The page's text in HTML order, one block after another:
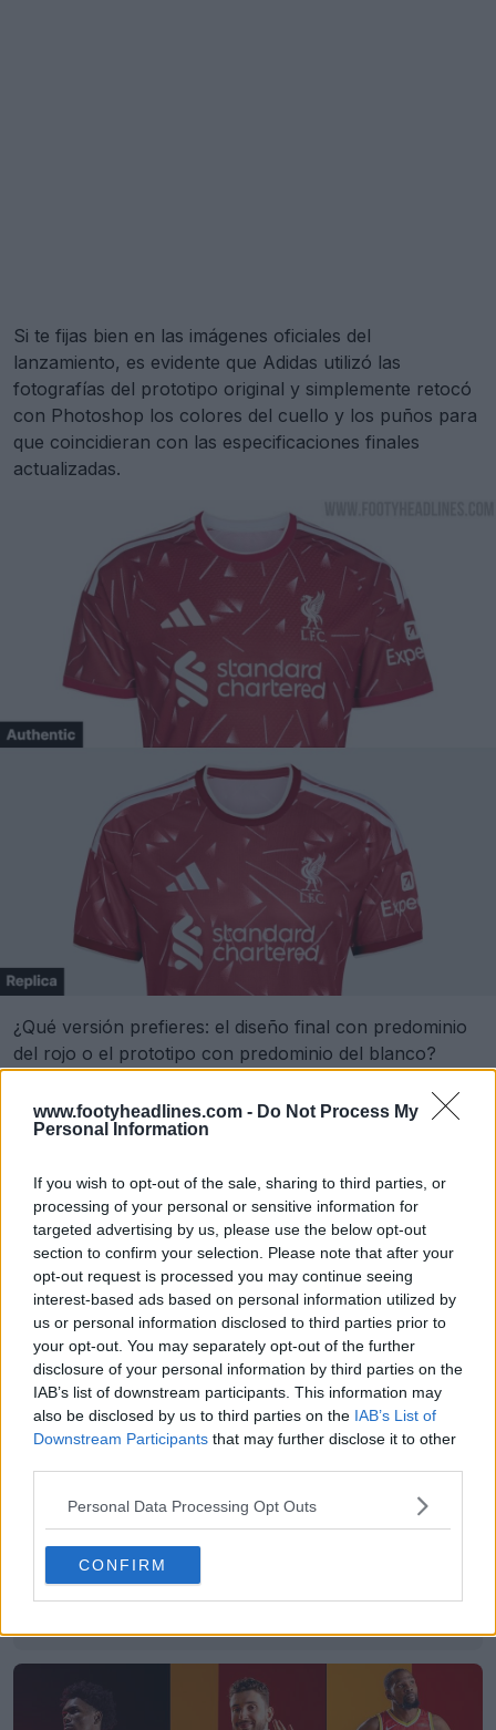
www.footyheadlines.com - Do Not Process My
Personal Information
If you wish to opt-out of the sale, sharing to third parties, or
processing of your personal or sensitive information for
targeted advertising by us, please use the below opt-out
section to confirm your selection. Please note that after your
opt-out request is processed you may continue seeing
interest-based ads based on personal information utilized by
us or personal information disclosed to third parties prior to
your opt-out. You may separately opt-out of the further
disclosure of your personal information by third parties on the
IAB’s list of downstream participants. This information may
also be disclosed by us to third parties on the IAB’s List of
Downstream Participants that may further disclose it to other
Personal Data Processing Opt Outs
CONFIRM
Si te fijas bien en las imágenes oficiales del
lanzamiento, es evidente que Adidas utilizó las
fotografías del prototipo original y simplemente retocó
con Photoshop los colores del cuello y los puños para
que coincidieran con las especificaciones finales
actualizadas.
¿Qué versión prefieres: el diseño final con predominio
del rojo o el prototipo con predominio del blanco?
adidas Design Kit Watch Equipaciones
Liverpool
Premier League
Prototype
Compartir
Creador de equipaciones de la FIFA: diseña y
comparte tus propias equipaciones